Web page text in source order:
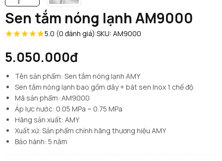
Sen tắm nóng lạnh AM9000
5.0 (0 đánh giá)|SKU: AM9000
5.050.000đ
Tên sản phẩm: Sen tắm nóng lạnh AMY
Sen tắm nóng lạnh bao gồm dây + bát sen Inox 1 chế độ
Mã sản phẩm: AM9000
Áp lực nước: 0.05 MPa ~ 0.75 MPa
Hãng sản xuất: AMY
Xuất xứ: Sản phẩm chính hãng thương hiệu AMY
Bảo hành: 5 năm